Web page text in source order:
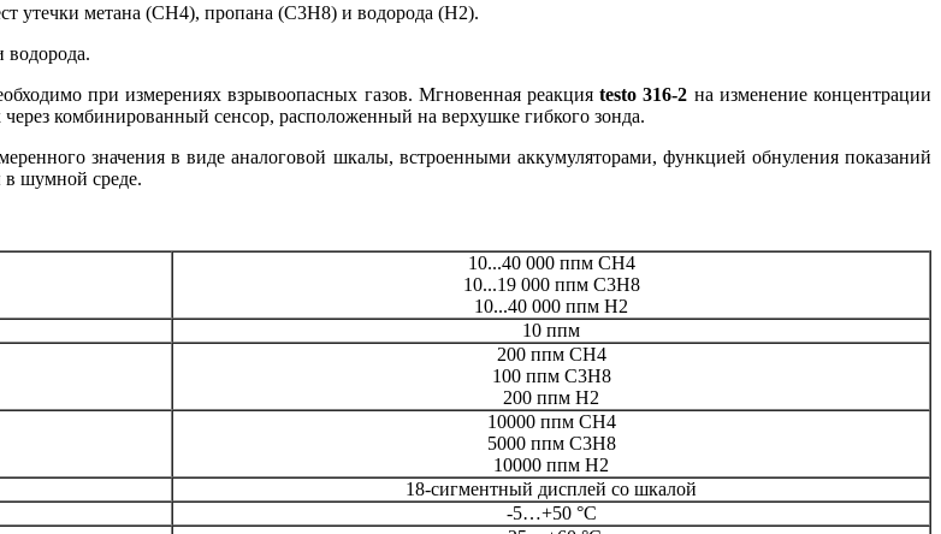
утечки метана (CH4), пропана (C3H8) и водорода (H2).
водорода.
при измерениях взрывоопасных газов. Мгновенная реакцияtesto 316-2 на изменение концентрации
комбинированный сенсор, расположенный на верхушке гибкого зонда.
значения в виде аналоговой шкалы, встроенными аккумуляторами, функцией обнуления показаний
в шумной среде.
10...40 000 ппм CH4
10...19 000 ппм С3Н8
10...40 000 ппм H2
10 ппм
200 ппм CH4
100 ппм С3Н8
200 ппм H2
10000 ппм CH4
5000 ппм С3Н8
10000 ппм H2
18-сигментный дисплей со шкалой
-5…+50 °C